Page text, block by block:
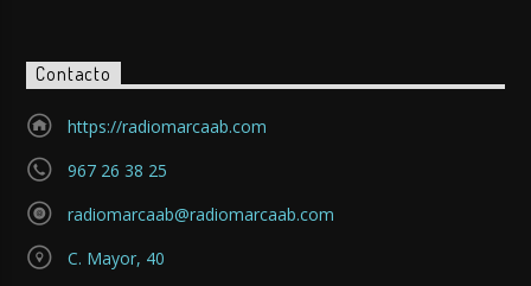
Contacto
https://radiomarcaab.com
967 26 38 25
radiomarcaab@radiomarcaab.com
C. Mayor, 40